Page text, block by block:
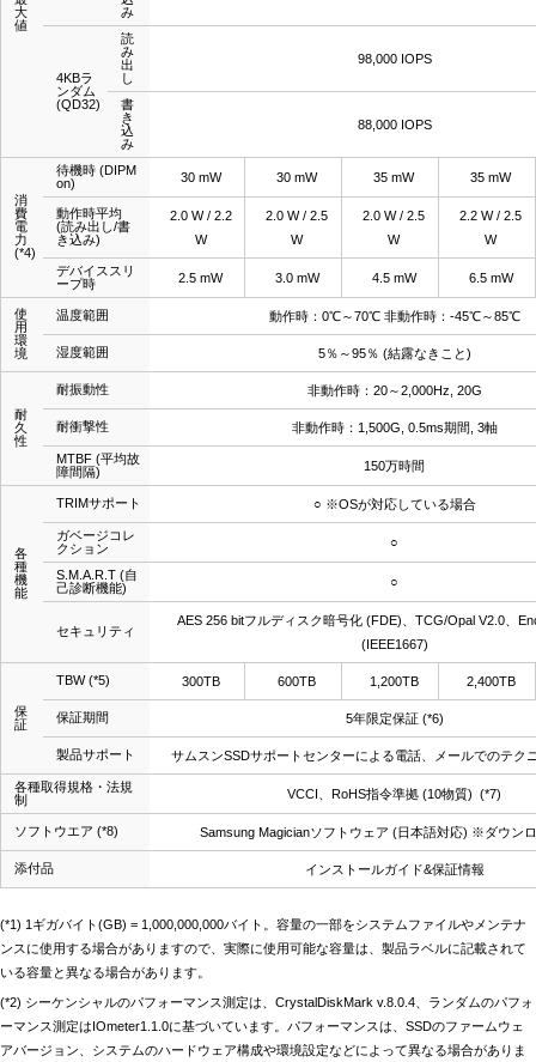
大
値
み
4KBラ
ンダム
(QD32)
読
み
出
し
98,000 IOPS
書
き
込
み
88,000 IOPS
消
費
電
力
(*4)
待機時 (DIPM
on)
30 mW 30 mW 35 mW 35 mW
動作時平均
(読み出し/書
き込み)
2.0 W / 2.2
W
2.0 W / 2.5
W
2.0 W / 2.5
W
2.2 W / 2.5
W
デバイススリ
ープ時
2.5 mW 3.0 mW 4.5 mW 6.5 mW
使
用
環
境
温度範囲 動作時：0℃～70℃ 非動作時：-45℃～85℃
湿度範囲 5％～95％ (結露なきこと)
耐
久
性
耐振動性 非動作時：20～2,000Hz, 20G
耐衝撃性 非動作時：1,500G, 0.5ms期間, 3軸
MTBF (平均故
障間隔)
150万時間
各
種
機
能
TRIMサポート ○ ※OSが対応している場合
ガベージコレ
クション
○
S.M.A.R.T (自
己診断機能)
○
セキュリティ
AES 256 bitフルディスク暗号化 (FDE)、TCG/Opal V2.0、
(IEEE1667)
保
証
TBW(*5) 300TB 600TB 1,200TB 2,400TB
保証期間 5年限定保証 (*6)
製品サポート サムスンSSDサポートセンターによる電話、メールでのテク
各種取得規格・法規
制
VCCI、RoHS指令準拠 (10物質) (*7)
ソフトウエア(*8) Samsung Magicianソフトウェア (日本語対応) ※ダウン
添付品 インストールガイド&保証情報
(*1) 1ギガバイト(GB) = 1,000,000,000バイト。容量の一部をシステムファイルやメンテナ
ンスに使用する場合がありますので、実際に使用可能な容量は、製品ラベルに記載されて
いる容量と異なる場合があります。
(*2) シーケンシャルのパフォーマンス測定は、CrystalDiskMark v.8.0.4、ランダムのパフォ
ーマンス測定はIOmeter1.1.0に基づいています。パフォーマンスは、SSDのファームウェ
アバージョン、システムのハードウェア構成や環境設定などによって異なる場合がありま